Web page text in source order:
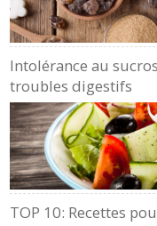
Intolérance au
troubles digestifs
TOP 10: Recettes